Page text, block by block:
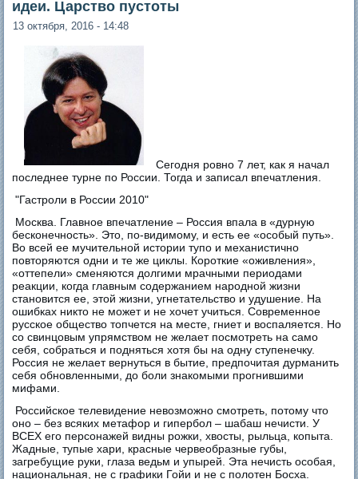
идеи. Царство пустоты
13 октября, 2016 - 14:48
Сегодня ровно 7 лет, как я начал
последнее турне по России. Тогда и записал впечатления.
"Гастроли в России 2010"
Москва. Главное впечатление – Россия впала в «дурную
бесконечность». Это, по-видимому, и есть ее «особый путь».
Во всей ее мучительной истории тупо и механистично
повторяются одни и те же циклы. Короткие «оживления»,
«оттепели» сменяются долгими мрачными периодами
реакции, когда главным содержанием народной жизни
становится ее, этой жизни, угнетательство и удушение. На
ошибках никто не может и не хочет учиться. Современное
русское общество топчется на месте, гниет и воспаляется. Но
со свинцовым упрямством не желает посмотреть на само
себя, собраться и подняться хотя бы на одну ступенечку.
Россия не желает вернуться в бытие, предпочитая дурманить
себя обновленными, до боли знакомыми прогнившими
мифами.
Российское телевидение невозможно смотреть, потому что
оно – без всяких метафор и гипербол – шабаш нечисти. У
ВСЕХ его персонажей видны рожки, хвосты, рыльца, копыта.
Жадные, тупые хари, красные червеобразные губы,
загребущие руки, глаза ведьм и упырей. Эта нечисть особая,
национальная, не с графики Гойи и не с полотен Босха.